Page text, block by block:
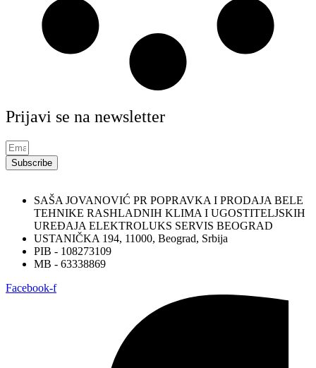
Prijavi se na newsletter
Subscribe
SAŠA JOVANOVIĆ PR POPRAVKA I PRODAJA BELE
TEHNIKE RASHLADNIH KLIMA I UGOSTITELJSKIH
UREĐAJA ELEKTROLUKS SERVIS BEOGRAD
USTANIČKA 194, 11000, Beograd, Srbija
PIB - 108273109
MB - 63338869
Facebook-f